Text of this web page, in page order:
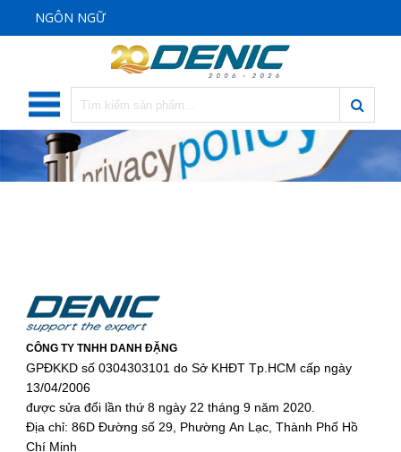
NGÔN NGỮ
CÔNG TY TNHH DANH ĐẶNG
GPĐKKD số 0304303101 do Sở KHĐT Tp.HCM cấp ngày
13/04/2006
được sửa đổi lần thứ 8 ngày 22 tháng 9 năm 2020.
Địa chỉ: 86D Đường số 29, Phường An Lạc, Thành Phố Hồ
Chí Minh